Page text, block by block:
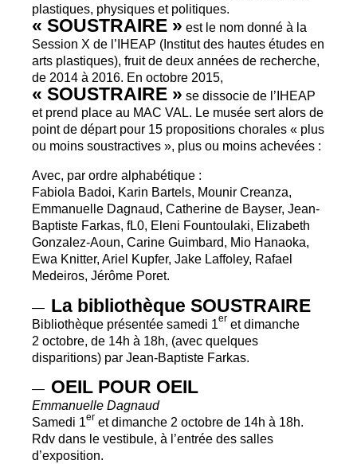
plastiques, physiques et politiques.
« SOUSTRAIRE » est le nom donné à la
Session X de l’IHEAP (Institut des hautes études en
arts plastiques), fruit de deux années de recherche,
de 2014 à 2016. En octobre 2015,
« SOUSTRAIRE » se dissocie de l’IHEAP
et prend place au MAC VAL. Le musée sert alors de
point de départ pour 15 propositions chorales « plus
ou moins soustractives », plus ou moins achevées :
Avec, par ordre alphabétique :
Fabiola Badoi, Karin Bartels, Mounir Creanza,
Emmanuelle Dagnaud, Catherine de Bayser, Jean-
Baptiste Farkas, fL0, Eleni Fountoulaki, Elizabeth
Gonzalez-Aoun, Carine Guimbard, Mio Hanaoka,
Ewa Knitter, Ariel Kupfer, Jake Laffoley, Rafael
Medeiros, Jérôme Poret.
— La bibliothèque SOUSTRAIRE
Bibliothèque présentée samedi 1er et dimanche
2 octobre, de 14h à 18h, (avec quelques
disparitions) par Jean-Baptiste Farkas.
— OEIL POUR OEIL
Emmanuelle Dagnaud
Samedi 1er et dimanche 2 octobre de 14h à 18h.
Rdv dans le vestibule, à l’entrée des salles
d’exposition.